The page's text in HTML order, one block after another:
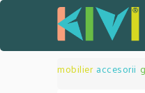
mobilier accesorii